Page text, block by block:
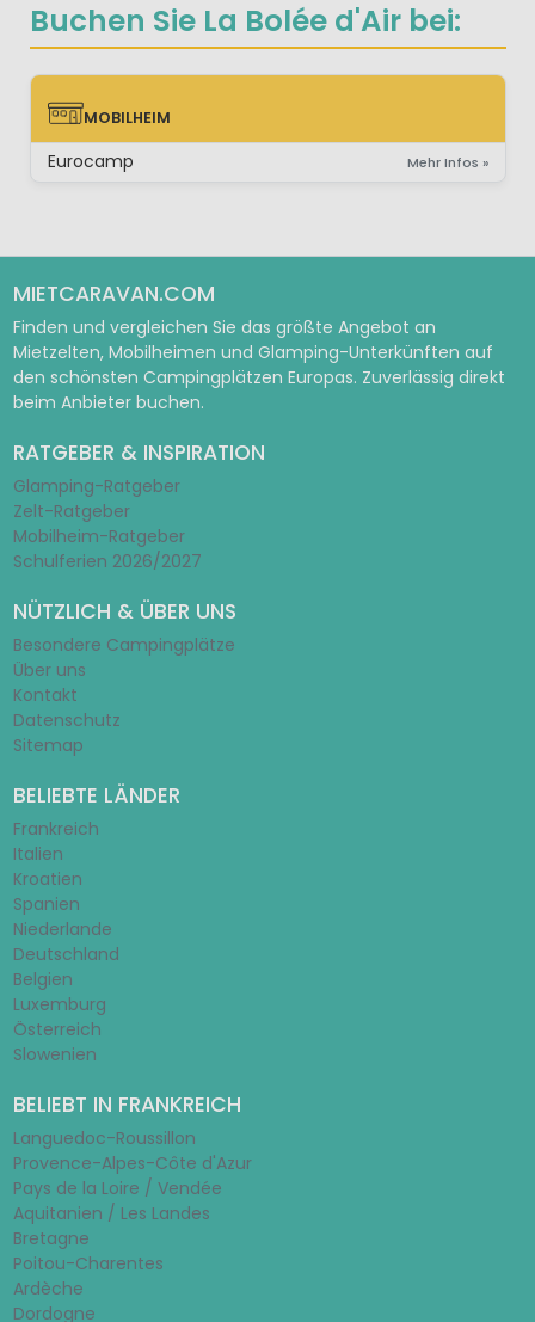
Buchen Sie La Bolée d'Air bei:
MOBILHEIM
MOBILHEIM
Eurocamp Mehr Infos »
MIETCARAVAN.COM
Finden und vergleichen Sie das größte Angebot an
Mietzelten, Mobilheimen und Glamping-Unterkünften auf
den schönsten Campingplätzen Europas. Zuverlässig direkt
beim Anbieter buchen.
RATGEBER & INSPIRATION
Glamping-Ratgeber
Zelt-Ratgeber
Mobilheim-Ratgeber
Schulferien 2026/2027
NÜTZLICH & ÜBER UNS
Besondere Campingplätze
Über uns
Kontakt
Datenschutz
Sitemap
BELIEBTE LÄNDER
Frankreich
Italien
Kroatien
Spanien
Niederlande
Deutschland
Belgien
Luxemburg
Österreich
Slowenien
BELIEBT IN FRANKREICH
Languedoc-Roussillon
Provence-Alpes-Côte d'Azur
Pays de la Loire / Vendée
Aquitanien / Les Landes
Bretagne
Poitou-Charentes
Ardèche
Dordogne